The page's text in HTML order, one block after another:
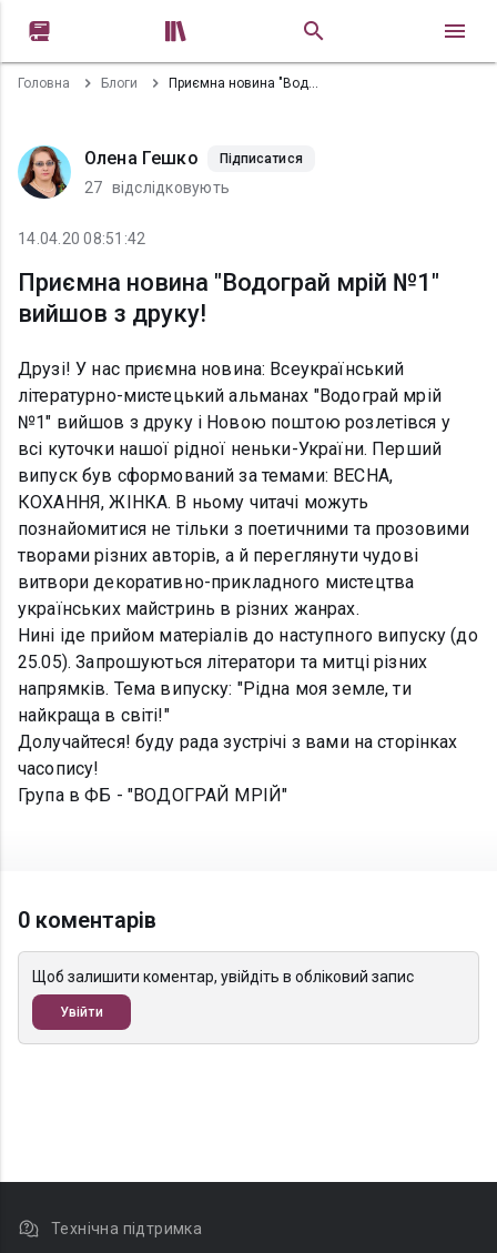
 
Головна Блоги Приємна новина "Водограй мрій №1" вийшов з друку!
Олена Гешко Підписатися
27 відслідковують
14.04.20 08:51:42
Приємна новина "Водограй мрій №1"
вийшов з друку!
Друзі! У нас приємна новина: Всеукраїнський
літературно-мистецький альманах "Водограй мрій
№1" вийшов з друку і Новою поштою розлетівся у
всі куточки нашої рідної неньки-України. Перший
випуск був сформований за темами: ВЕСНА,
КОХАННЯ, ЖІНКА. В ньому читачі можуть
познайомитися не тільки з поетичними та прозовими
творами різних авторів, а й переглянути чудові
витвори декоративно-прикладного мистецтва
українських майстринь в різних жанрах.
Нині іде прийом матеріалів до наступного випуску (до
25.05). Запрошуються літератори та митці різних
напрямків. Тема випуску: "Рідна моя земле, ти
найкраща в світі!"
Долучайтеся! буду рада зустрічі з вами на сторінках
часопису!
Група в ФБ - "ВОДОГРАЙ МРІЙ"
0 коментарів
Щоб залишити коментар, увійдіть в обліковий запис
Увійти
Технічна підтримка